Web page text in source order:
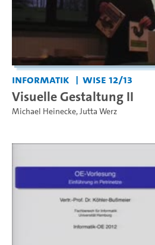
Informatik WiSe 12/13
Visuelle Gestaltung II
Michael Heinecke,Jutta Werz